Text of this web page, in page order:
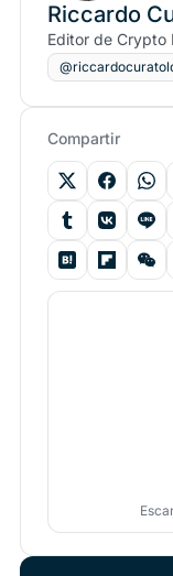
Riccardo
Editor de
Compartir